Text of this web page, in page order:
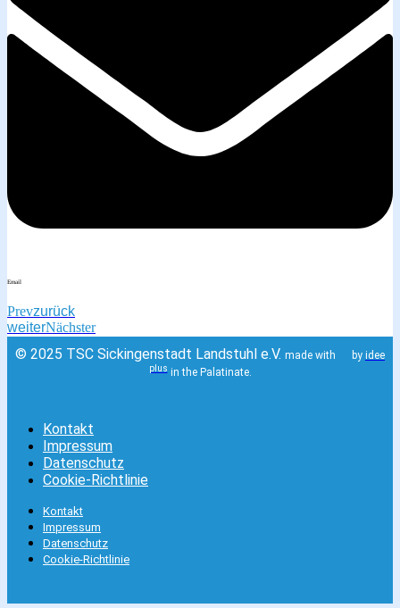
Email
Prevzurück
weiterNächster
© 2025 TSC Sickingenstadt Landstuhl e.V. made with by idee
plusin the Palatinate.
Kontakt
Impressum
Datenschutz
Cookie-Richtlinie
Kontakt
Impressum
Datenschutz
Cookie-Richtlinie